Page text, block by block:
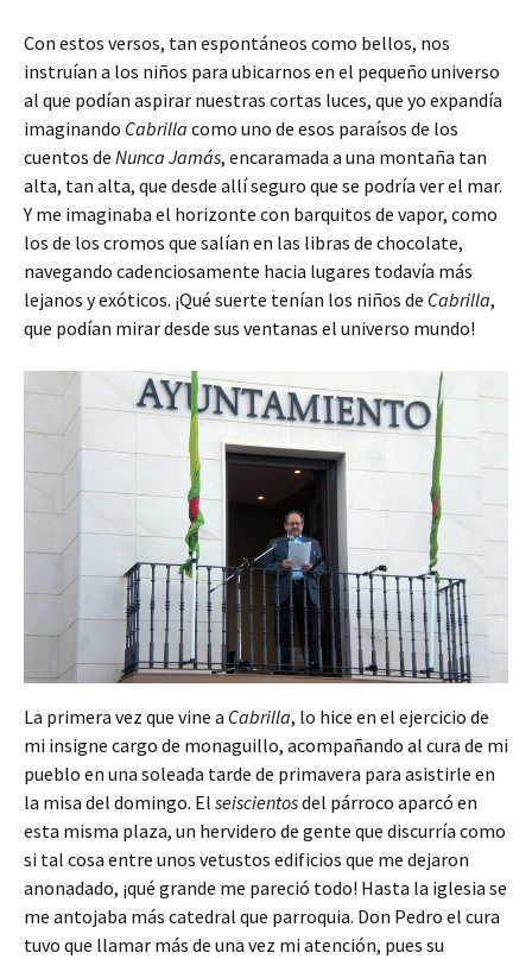
Con estos versos, tan espontáneos como bellos, nos
instruían a los niños para ubicarnos en el pequeño universo
al que podían aspirar nuestras cortas luces, que yo expandía
imaginando Cabrilla como uno de esos paraísos de los
cuentos de Nunca Jamás, encaramada a una montaña tan
alta, tan alta, que desde allí seguro que se podría ver el mar.
Y me imaginaba el horizonte con barquitos de vapor, como
los de los cromos que salían en las libras de chocolate,
navegando cadenciosamente hacia lugares todavía más
lejanos y exóticos. ¡Qué suerte tenían los niños de Cabrilla,
que podían mirar desde sus ventanas el universo mundo!
La primera vez que vine a Cabrilla, lo hice en el ejercicio de
mi insigne cargo de monaguillo, acompañando al cura de mi
pueblo en una soleada tarde de primavera para asistirle en
la misa del domingo. El seiscientosdel párroco aparcó en
esta misma plaza, un hervidero de gente que discurría como
si tal cosa entre unos vetustos edificios que me dejaron
anonadado, ¡qué grande me pareció todo! Hasta la iglesia se
me antojaba más catedral que parroquia. Don Pedro el cura
tuvo que llamar más de una vez mi atención, pues su